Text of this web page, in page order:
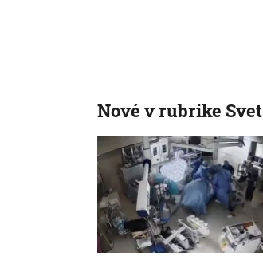
Nové v rubrike Svet